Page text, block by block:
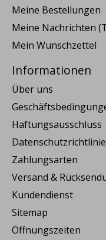
Meine Bestellungen
Meine Nachrichten
Mein Wunschzettel
Informationen
Über uns
Haftungsausschluss
Datenschutzrichtlinie
Zahlungsarten
Versand &
Kundendienst
Sitemap
Öffnungszeiten